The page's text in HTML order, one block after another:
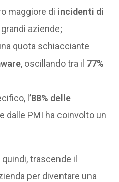
maggiore di incidenti di
aziende;
quota schiacciante
, oscillando tra il 77%
l’88% delle
dalle PMI ha coinvolto un
quindi, trascende il
per diventare una